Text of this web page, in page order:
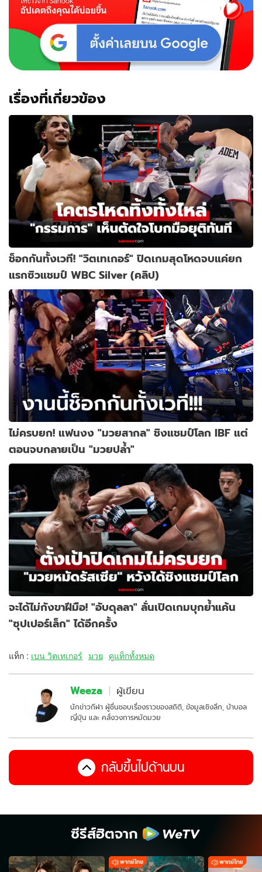
ป้อง
แชมป์
Silver
(คลิป)
เรื่องที่เกี่ยวข้อง
ช็อกกันทั้งเวที! "วิตเทเกอร์" ปิดเกมสุดโหดจบแค่ยก
แรกซิวแชมป์ WBC Silver (คลิป)
ไม่ครบยก! แฟนงง "มวยสากล" ชิงแชมป์โลก IBF แต่
ตอนจบกลายเป็น "มวยปล้ำ"
จะได้ไม่กังขาฝีมือ! "อับดุลลา" ลั่นเปิดเกมบุกย้ำแค้น
"ซุปเปอร์เล็ก" ได้อีกครั้ง
แท็ก : เบน วิตเทเกอร์ มวย ดูแท็กทั้งหมด
Weeza ผู้เขียน
นักข่าวกีฬา ผู้ชื่นชอบเรื่องราวของสถิติ, ข้อมูลเชิงลึก, บ้าบอล
ญี่ปุ่น และ คลั่งวงการหมัดมวย
กลับขึ้นไปด้านบน
ซีรีส์ฮิตจาก